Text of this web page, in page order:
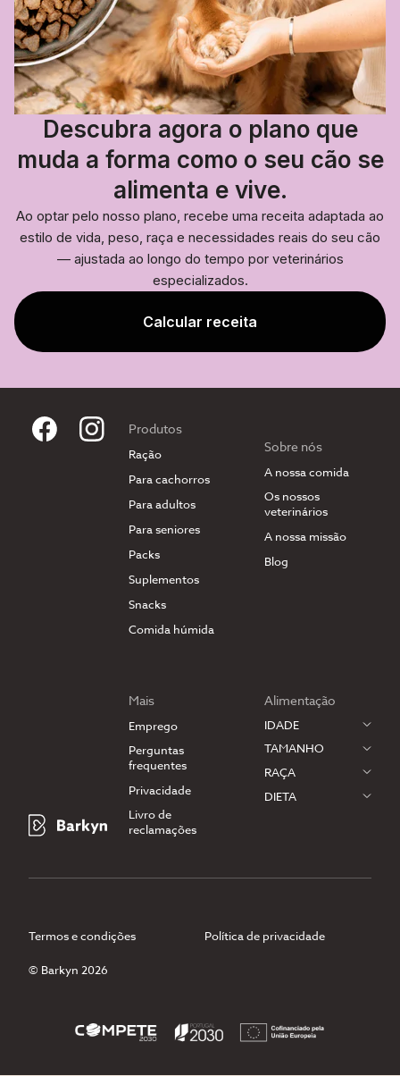
Descubra agora o plano que
muda a forma como o seu cão se
alimenta e vive.
Ao optar pelo nosso plano, recebe uma receita adaptada ao
estilo de vida, peso, raça e necessidades reais do seu cão
— ajustada ao longo do tempo por veterinários
especializados.
Calcular receita
Produtos
Ração
Para cachorros
Para adultos
Para seniores
Packs
Suplementos
Snacks
Comida húmida
Sobre nós
A nossa comida
Os nossos
veterinários
A nossa missão
Blog
Mais
Emprego
Perguntas
frequentes
Privacidade
Livro de
reclamações
Alimentação
IDADE
TAMANHO
RAÇA
DIETA
Termos e condições Política de privacidade
© Barkyn 2026